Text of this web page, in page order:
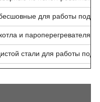
для работы под
и пароперегревателя
стали для работы под